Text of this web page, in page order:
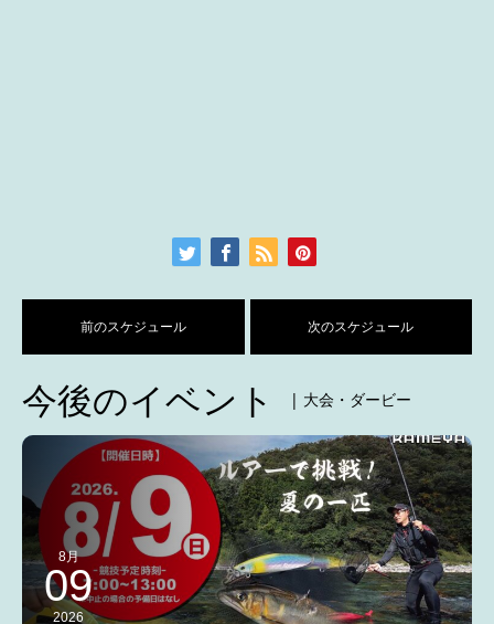
前のスケジュール 次のスケジュール
今後のイベント | 大会・ダービー
8月
09
2026